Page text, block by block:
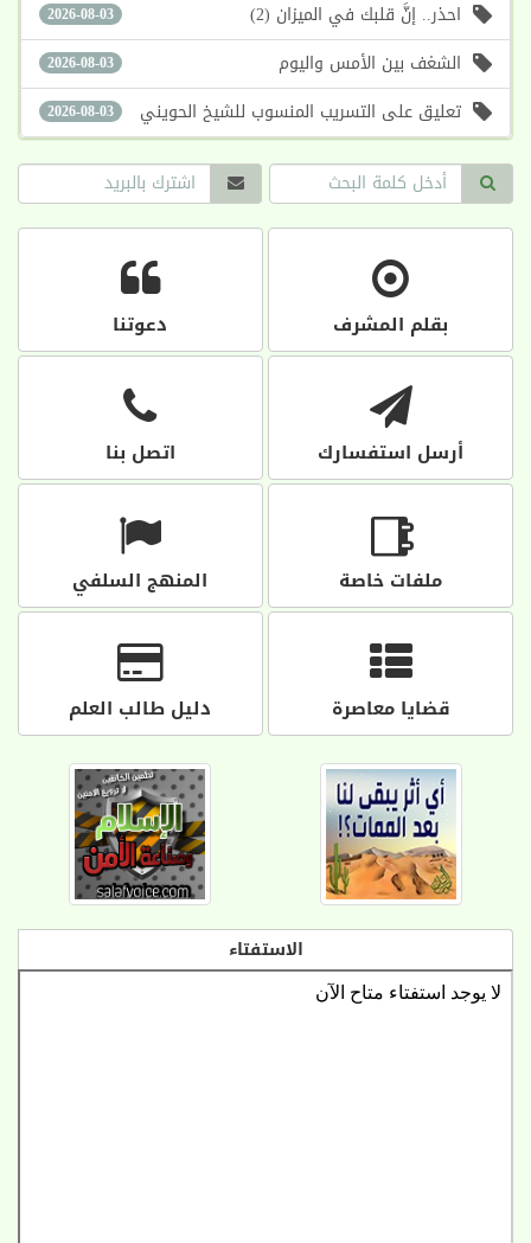
2026-08-03 احذر.. إنَّ قلبك في الميزان (2)
2026-08-03 الشغف بين الأمس واليوم
2026-08-03 تعليق على التسريب المنسوب للشيخ الحويني
بقلم المشرف دعوتنا
أرسل استفسارك اتصل بنا
ملفات خاصة المنهج السلفي
قضايا معاصرة دليل طالب العلم
الاستفتاء